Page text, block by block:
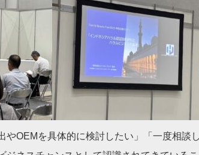
やOEMを具体的に検討したい」「一度相談